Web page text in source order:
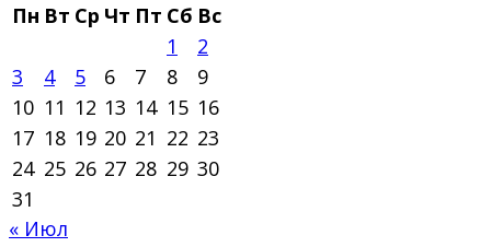
Пн Вт Ср Чт Пт Сб Вс
1
2
3
4 5 6 7 8
9
10 11 12 13 14 15 16
17 18 19 20 21 22 23
24 25 26 27 28 29 30
31
« Июл